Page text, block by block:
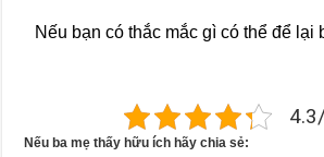
Nếu bạn có thắc mắc gì có thể để lại
Nếu ba mẹ thấy hữu ích hãy chia sẻ: